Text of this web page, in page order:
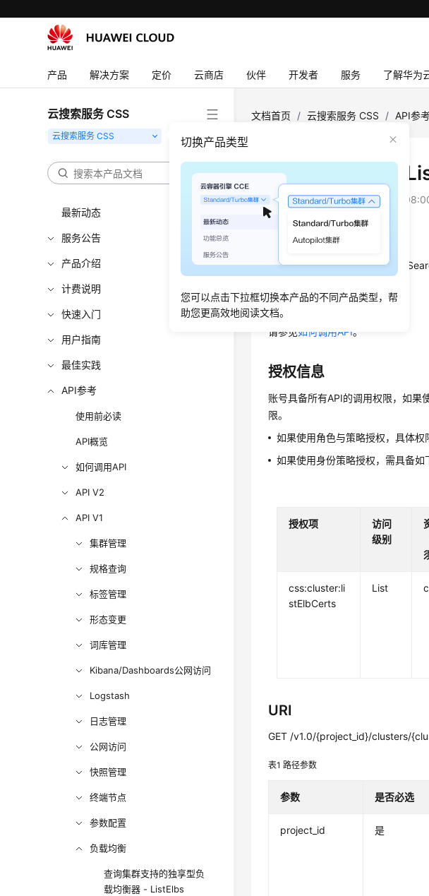
产品 解决方案 定价 云商店 伙伴 开发者 服务 了解华为
云搜索服务 CSS
切换产品类型
您可以点击下拉框切换本产品的不同产品类型，帮
助您更高效地阅读文档。
最新动态
服务公告
产品介绍
计费说明
快速入门
用户指南
最佳实践
API参考
使用前必读
API概览
如何调用API
API V2
API V1
集群管理
规格查询
标签管理
形态变更
词库管理
Kibana/Dashboards公网访问
Logstash
日志管理
公网访问
快照管理
终端节点
参数配置
负载均衡
查询集群支持的独享型负
载均衡器 - ListElbs
文档首页 / 云搜索服务 CSS / API参
查询证书列表 -
更新时间：2026-07-02
功能介绍
该接口用于Elasticsearch/
调用方法
请参见如何调用API。
授权信息
账号具备所有API的调用权限，如果
限。
如果使用角色与策略授权，具体权
如果使用身份策略授权，需具备如
授权项
访问
级别
css:cluster:li
stElbCerts
List
URI
GET /v1.0/{project_id}/clusters/
表1路径参数
参数 是否必选
project_id 是